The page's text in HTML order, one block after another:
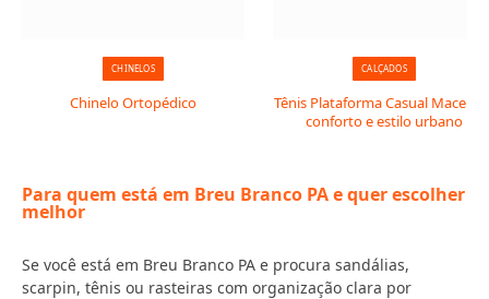
CHINELOS
Chinelo Ortopédico
CALÇADOS
Tênis Plataforma Casual
conforto e estilo urbano
Para quem está em Breu Branco PA e quer escolher
melhor
Se você está em Breu Branco PA e procura sandálias,
scarpin, tênis ou rasteiras com organização clara por